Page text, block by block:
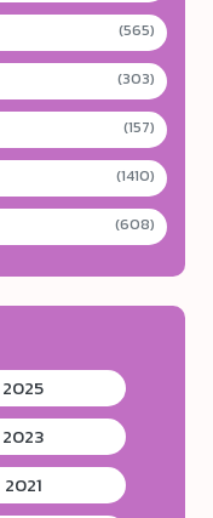
(565)
(303)
(157)
(1410)
(608)
2025
2023
2021